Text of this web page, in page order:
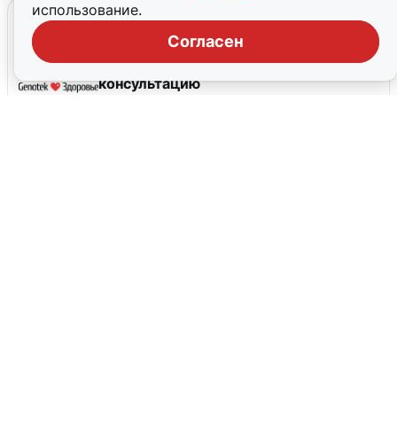
использование.
Согласен
Промокоды
Скидка 200 рублей на первую
консультацию